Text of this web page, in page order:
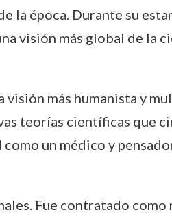
la época. Durante su
visión más global de la
más humanista y
teorías científicas que
un médico y
Fue contratado